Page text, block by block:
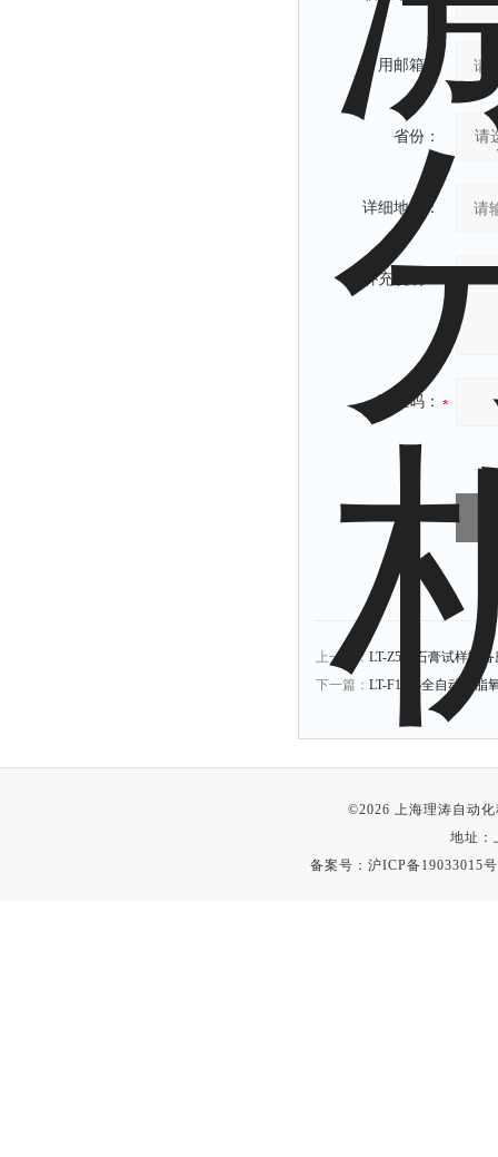
常用邮箱：
省份：
详细地址：
补充说明：
验证码：
上一篇： LT-Z587石膏试样制
下一篇： LT-F1113全自动油脂
©2026 上海理涛自动
地址：
备案号： 沪ICP备19033015